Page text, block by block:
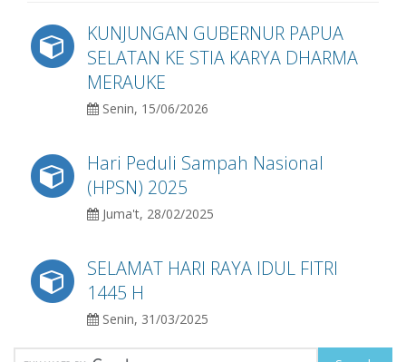
KUNJUNGAN GUBERNUR PAPUA
SELATAN KE STIA KARYA DHARMA
MERAUKE
Senin, 15/06/2026
Hari Peduli Sampah Nasional
(HPSN) 2025
Juma't, 28/02/2025
SELAMAT HARI RAYA IDUL FITRI
1445 H
Senin, 31/03/2025